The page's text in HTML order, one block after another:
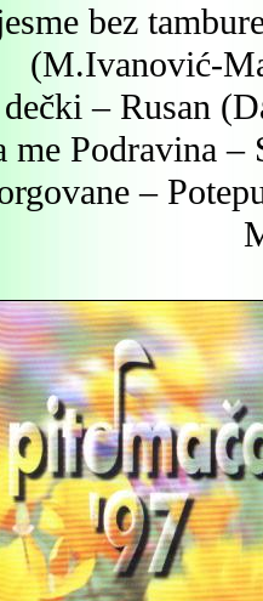
bez
(M.Ivanović-
– Rusan
me Podravina –
–